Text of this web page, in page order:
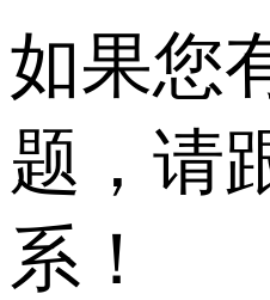
如果您
题，请
系！